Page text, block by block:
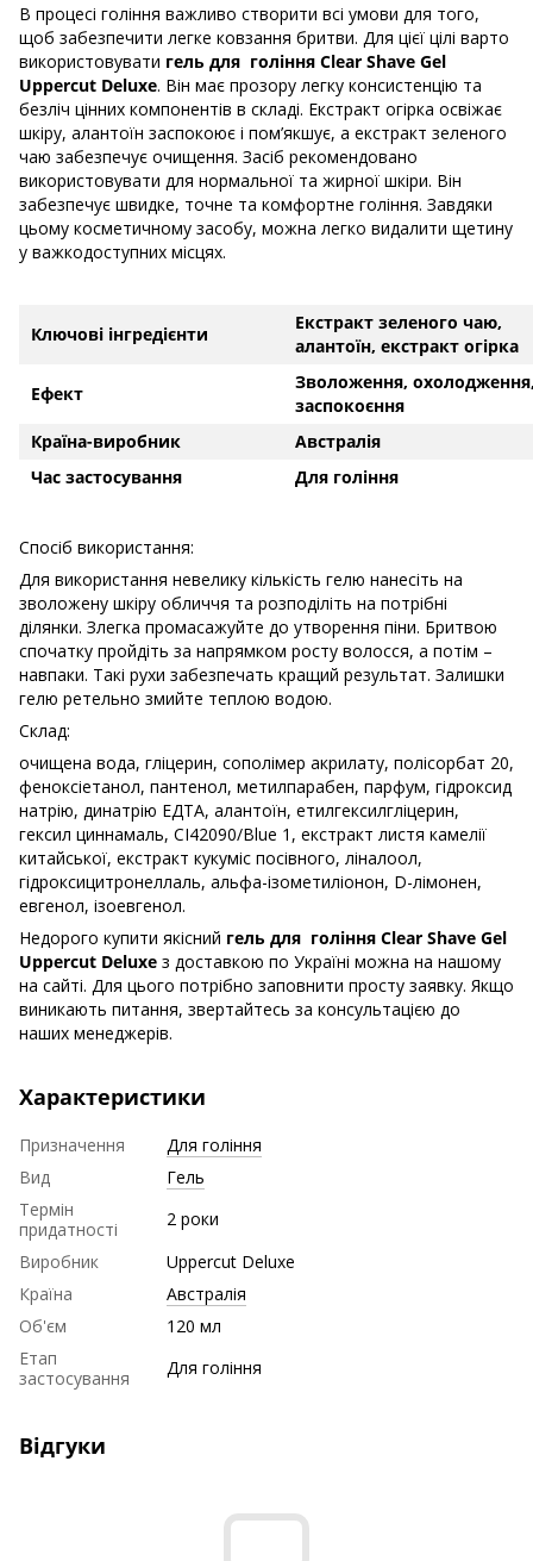
В процесі гоління важливо створити всі умови для того,
щоб забезпечити легке ковзання бритви. Для цієї цілі варто
використовувати гель для гоління Clear Shave Gel
Uppercut Deluxe. Він має прозору легку консистенцію та
безліч цінних компонентів в складі. Екстракт огірка освіжає
шкіру, алантоїн заспокоює i пом’якшує, а екстракт зеленого
чаю забезпечує очищення. Засіб рекомендовано
використовувати для нормальної та жирної шкіри. Він
забезпечує швидке, точне та комфортне гоління. Завдяки
цьому косметичному засобу, можна легко видалити щетину
у важкодоступних місцях.
Ключові інгредієнти
Екстракт зеленого чаю,
алантоїн, екстракт огірка
Ефект
Зволоження,
заспокоєння
Країна-виробник
Австралія
Час застосування
Для гоління
Спосіб використання:
Для використання невелику кількість гелю нанесіть на
зволожену шкіру обличчя та розподіліть на потрібні
ділянки. Злегка промасажуйте до утворення піни. Бритвою
спочатку пройдіть за напрямком росту волосся, а потім –
навпаки. Такі рухи забезпечать кращий результат. Залишки
гелю ретельно змийте теплою водою.
Склад:
очищена вода, гліцерин, сополімер акрилату, полісорбат 20,
феноксіетанол, пантенол, метилпарабен, парфум, гідроксид
натрію, динатрію ЕДТА, алантоїн, етилгексилгліцерин,
гексил циннамаль, CI42090/Blue 1, екстракт листя камелії
китайської, екстракт кукуміс посівного, ліналоол,
гідроксицитронеллаль, альфа-ізометиліонон, D-лімонен,
евгенол, ізоевгенол.
Недорого купити якісний гель для гоління Clear Shave Gel
Uppercut Deluxe з доставкою по Україні можна на нашому
на сайті. Для цього потрібно заповнити просту заявку. Якщо
виникають питання, звертайтесь за консультацією до
наших менеджерів.
Характеристики
Призначення
Для гоління
Вид
Гель
Термін
придатності
2 роки
Виробник
Uppercut Deluxe
Країна
Австралія
Об'єм
120 мл
Етап
застосування
Для гоління
Відгуки